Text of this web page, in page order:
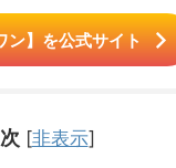
ン】を公式サイト
[非表示]